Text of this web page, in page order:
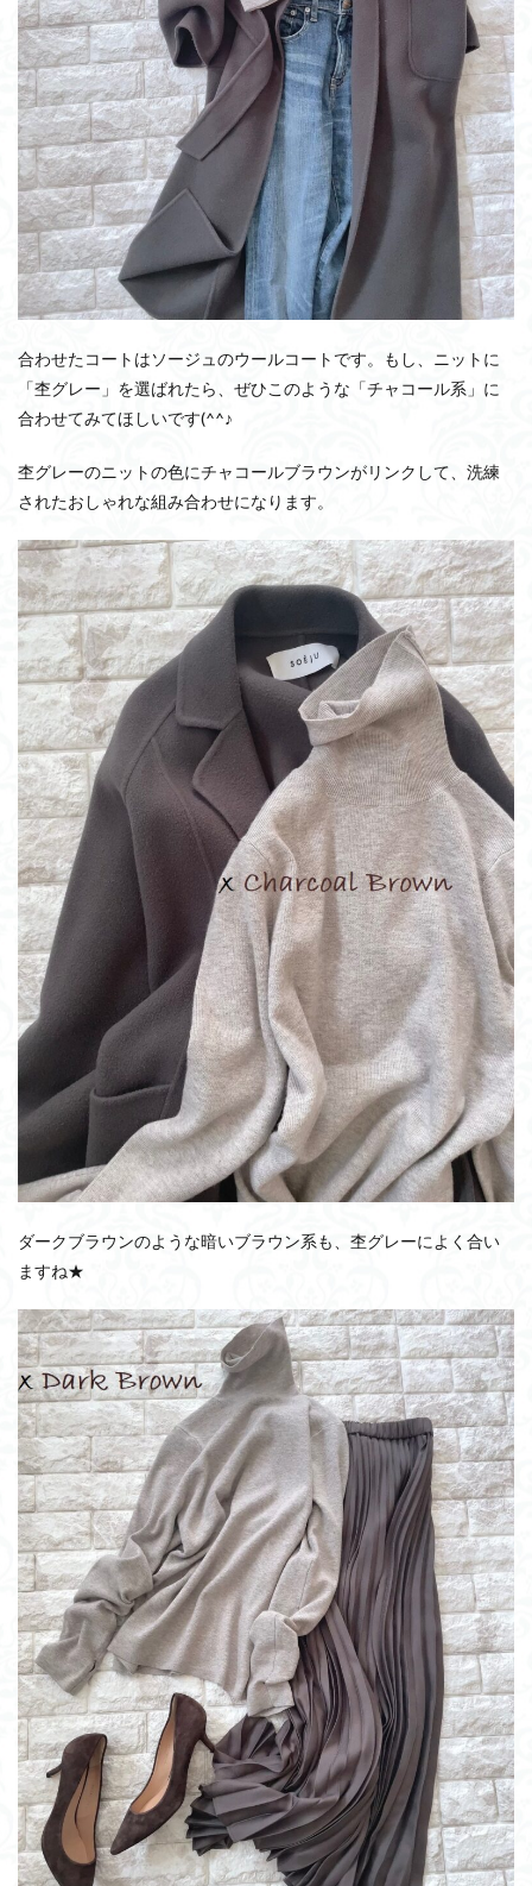
合わせたコートはソージュのウールコートです。もし、ニットに
「杢グレー」を選ばれたら、ぜひこのような「チャコール系」に
合わせてみてほしいです(^^♪
杢グレーのニットの色にチャコールブラウンがリンクして、洗練
されたおしゃれな組み合わせになります。
ダークブラウンのような暗いブラウン系も、杢グレーによく合い
ますね★